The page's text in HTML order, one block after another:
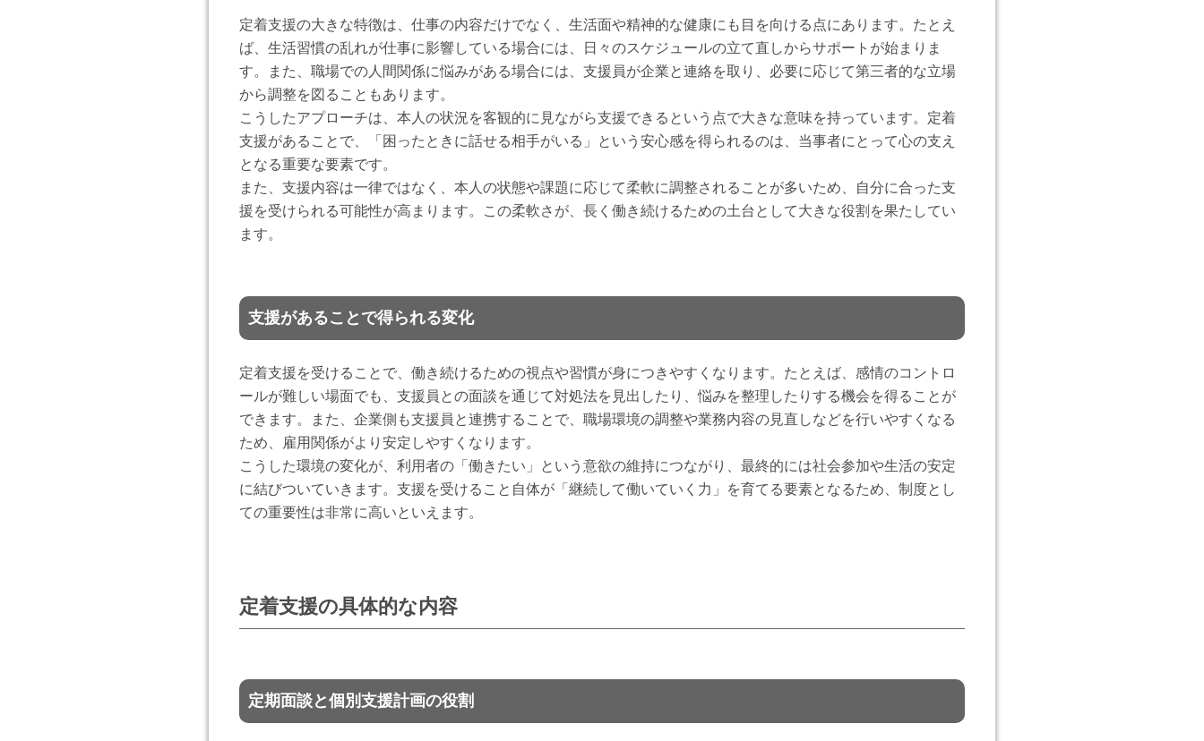
定着支援の大きな特徴は、仕事の内容だけでなく、生活面や精神的な健康にも目を向ける点にあります。たとえ
ば、生活習慣の乱れが仕事に影響している場合には、日々のスケジュールの立て直しからサポートが始まりま
す。また、職場での人間関係に悩みがある場合には、支援員が企業と連絡を取り、必要に応じて第三者的な立場
から調整を図ることもあります。
こうしたアプローチは、本人の状況を客観的に見ながら支援できるという点で大きな意味を持っています。定着
支援があることで、「困ったときに話せる相手がいる」という安心感を得られるのは、当事者にとって心の支え
となる重要な要素です。
また、支援内容は一律ではなく、本人の状態や課題に応じて柔軟に調整されることが多いため、自分に合った支
援を受けられる可能性が高まります。この柔軟さが、長く働き続けるための土台として大きな役割を果たしてい
ます。
支援があることで得られる変化
定着支援を受けることで、働き続けるための視点や習慣が身につきやすくなります。たとえば、感情のコントロ
ールが難しい場面でも、支援員との面談を通じて対処法を見出したり、悩みを整理したりする機会を得ることが
できます。また、企業側も支援員と連携することで、職場環境の調整や業務内容の見直しなどを行いやすくなる
ため、雇用関係がより安定しやすくなります。
こうした環境の変化が、利用者の「働きたい」という意欲の維持につながり、最終的には社会参加や生活の安定
に結びついていきます。支援を受けること自体が「継続して働いていく力」を育てる要素となるため、制度とし
ての重要性は非常に高いといえます。
定着支援の具体的な内容
定期面談と個別支援計画の役割